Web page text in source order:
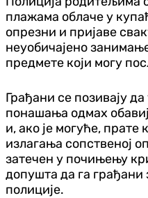
плажама облаче у
опрезни и пријаве
неуобичајено
предмете који могу
Грађани се позивају
понашања одмах
и, ако је могуће, прате
излагања сопственој
затечен у почињењу
допушта да га
полиције.